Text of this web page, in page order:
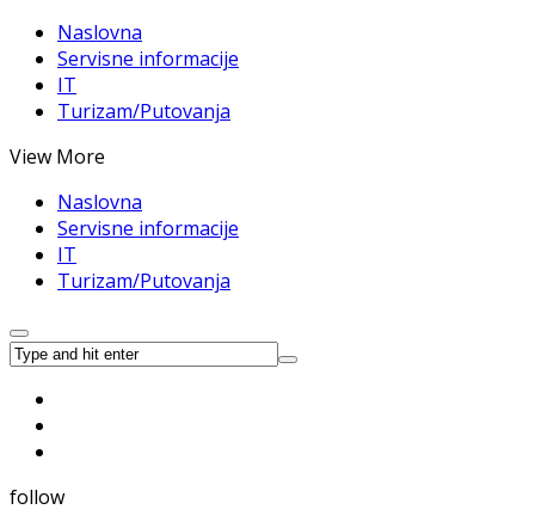
Naslovna
Servisne informacije
IT
Turizam/Putovanja
View More
Naslovna
Servisne informacije
IT
Turizam/Putovanja
follow